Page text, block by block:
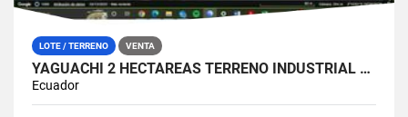
LOTE / TERRENO VENTA
YAGUACHI 2 HECTÁREAS TERRENO INDUSTRIAL EN VENTA | VIA MILAGRO KM 26
Ecuador